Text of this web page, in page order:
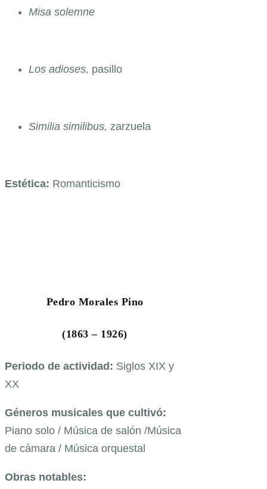
Misa solemne
Los adioses, pasillo
Similia similibus, zarzuela
Estética: Romanticismo
Pedro Morales Pino
(1863 – 1926)
Periodo de actividad: Siglos XIX y
XX
Géneros musicales que cultivó:
Piano solo / Música de salón /Música
de cámara / Música orquestal
Obras notables: